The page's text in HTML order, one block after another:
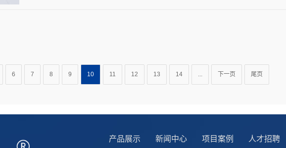
6 7 8 9 10 11 12 13 14 ... 下一页 尾页
产品展示 新闻中心 项目案例 人才招聘